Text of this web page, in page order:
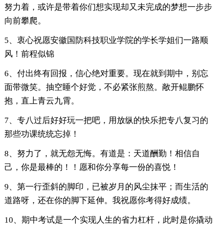
努力着，或许是带着你们想实现却又未完成的梦想一步步
向前攀爬。
5、衷心祝愿安徽国防科技职业学院的学长学姐们一路顺
风！前程似锦
6、付出终有回报，信心绝对重要。现在就到期中，别忘
面带微笑。抽空睡个好觉，不必紧张煎熬。敞开鲲鹏怀
抱，直上青云九霄。
7、专八过后好好玩一把吧，用放纵的快乐把专八复习的
那些功课统统忘掉！
8、努力了，就无怨无悔。有道是：天道酬勤！相信自
己，你是最棒的！！愿和你分享每一份的喜悦！
9、第一行歪斜的脚印，已被岁月的风尘抹平；而生活的
道路呀，还在你的脚下延伸。我祝愿你考得好成绩。
10、期中考试是一个实现人生的省力杠杆，此时是你撬动